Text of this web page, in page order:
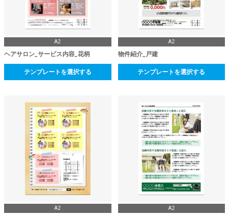
A2
ヘアサロン_サービス内容_花柄
テンプレートを選択する
A2
物件紹介_戸建
テンプレートを選択する
A2 A2